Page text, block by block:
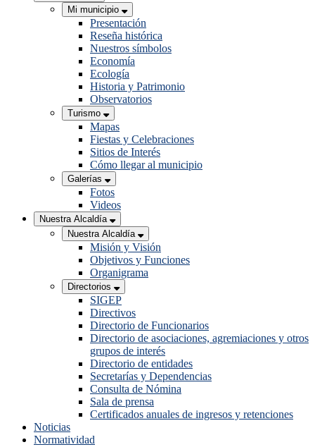
Mi municipio
Presentación
Reseña histórica
Nuestros símbolos
Economía
Ecología
Historia y Patrimonio
Observatorios
Turismo
Mapas
Fiestas y Celebraciones
Sitios de Interés
Cómo llegar al municipio
Galerías
Fotos
Videos
Nuestra Alcaldía
Nuestra Alcaldía
Misión y Visión
Objetivos y Funciones
Organigrama
Directorios
SIGEP
Directivos
Directorio de Funcionarios
Directorio de asociaciones, agremiaciones y otros
grupos de interés
Directorio de entidades
Secretarías y Dependencias
Consulta de Nómina
Sala de prensa
Certificados anuales de ingresos y retenciones
Noticias
Normatividad